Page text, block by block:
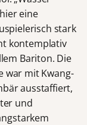
eine
stark
kontemplativ
Bariton. Die
war mit Kwang-
ausstaffiert,
und